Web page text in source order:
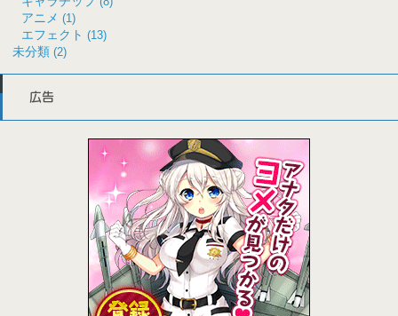
アニメ (1)
エフェクト (13)
未分類 (2)
広告